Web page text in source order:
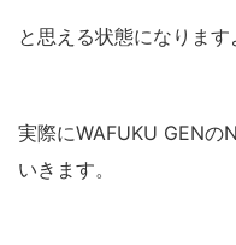
と思える状態になります
実際にWAFUKU GENの
いきます。